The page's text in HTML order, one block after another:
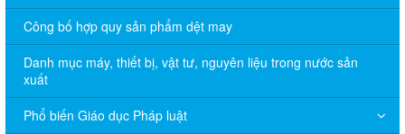
Công bố hợp quy sản phẩm dệt may
Danh mục máy, thiết bị, vật tư, nguyên liệu trong nước sản
xuất
Phổ biến Giáo dục Pháp luật